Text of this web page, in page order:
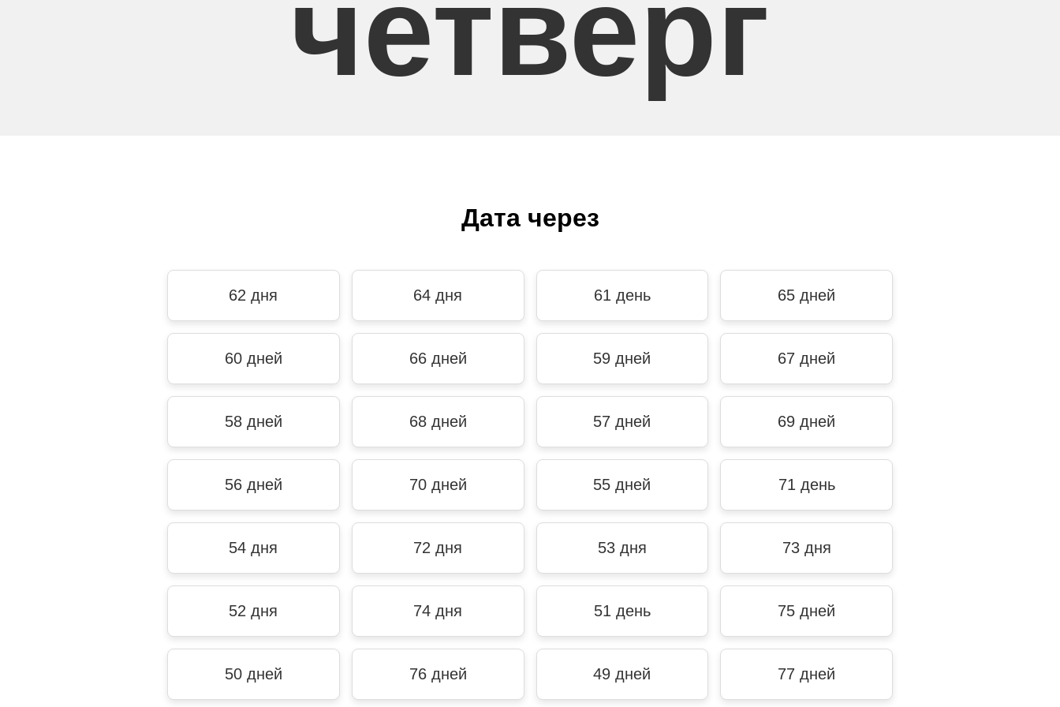
четверг
Дата через
62 дня 64 дня 61 день 65 дней
60 дней 66 дней 59 дней 67 дней
58 дней 68 дней 57 дней 69 дней
56 дней 70 дней 55 дней 71 день
54 дня 72 дня 53 дня 73 дня
52 дня 74 дня 51 день 75 дней
50 дней 76 дней 49 дней 77 дней